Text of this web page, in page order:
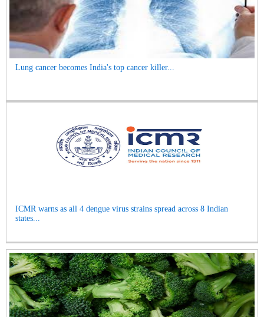
Lung cancer becomes India's top cancer killer...
ICMR warns as all 4 dengue virus strains spread across 8 Indian
states...